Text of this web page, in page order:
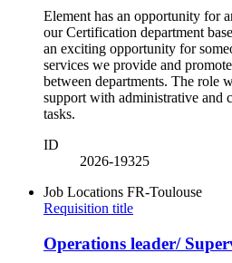
Element has an opportunity for
our Certification department
an exciting opportunity for
services we provide and
between departments. The role
support with administrative and
tasks.
ID
2026-19325
Job Locations FR-Toulouse
Requisition title
Operations leader/